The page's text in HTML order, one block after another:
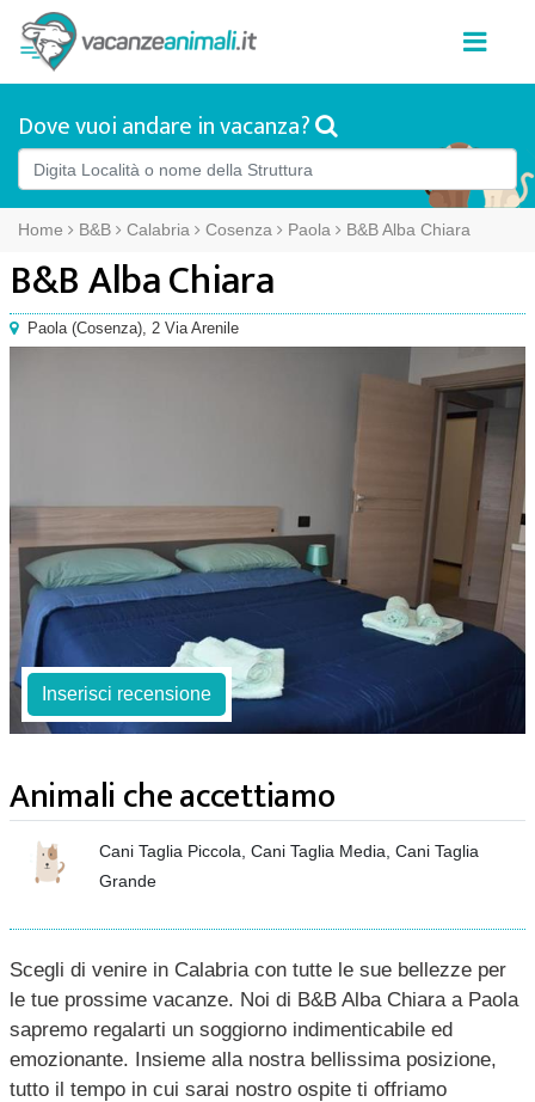
Dove vuoi andare in vacanza?
Home B&B Calabria Cosenza Paola B&B Alba Chiara
B&B Alba Chiara
Paola(Cosenza), 2 Via Arenile
Inserisci recensione
Animali che accettiamo
Cani Taglia Piccola, Cani Taglia Media, Cani Taglia
Grande
Scegli di venire in Calabria con tutte le sue bellezze per
le tue prossime vacanze. Noi di B&B Alba Chiara a Paola
sapremo regalarti un soggiorno indimenticabile ed
emozionante. Insieme alla nostra bellissima posizione,
tutto il tempo in cui sarai nostro ospite ti offriamo